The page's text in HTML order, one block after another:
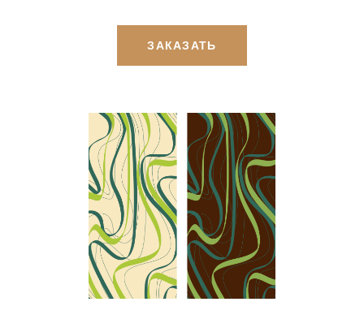
ЗАКАЗАТЬ